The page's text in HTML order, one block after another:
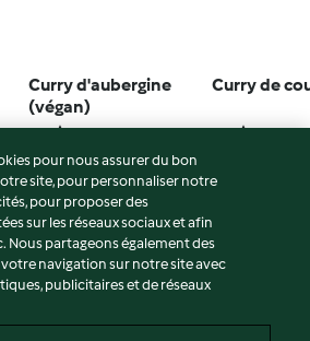
Curry d'aubergine
(végan)
4.3 (6)
Curry de
4.4 (23)
pour nous assurer du bon
site, pour personnaliser notre
pour proposer des
sur les réseaux sociaux et afin
Nous partageons également des
navigation sur notre site avec
publicitaires et de réseaux